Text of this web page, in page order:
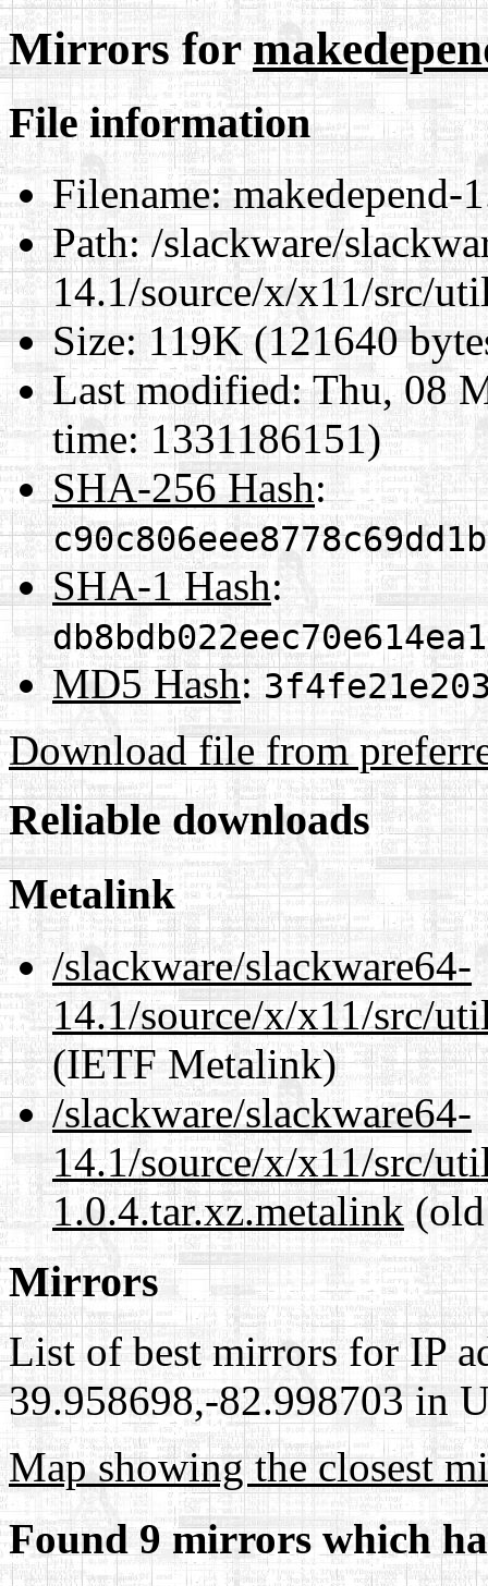
Mirrors for
File information
Filename:makedepend-
Path:/slackware/
14.1/source/x/x11/src/
Size:119K (121640
Last modified:Thu, 08
time: 1331186151)
SHA-256 Hash:
SHA-1 Hash:
MD5 Hash:
Download file from
Reliable downloads
Metalink
/slackware/slackware64-
14.1/source/x/x11/src/
(IETF Metalink)
/slackware/slackware64-
14.1/source/x/x11/src/
1.0.4.tar.xz.metalink(old
Mirrors
List of best mirrors for IP
39.958698,-82.998703 in
Map showing the closest
Found 9 mirrors which